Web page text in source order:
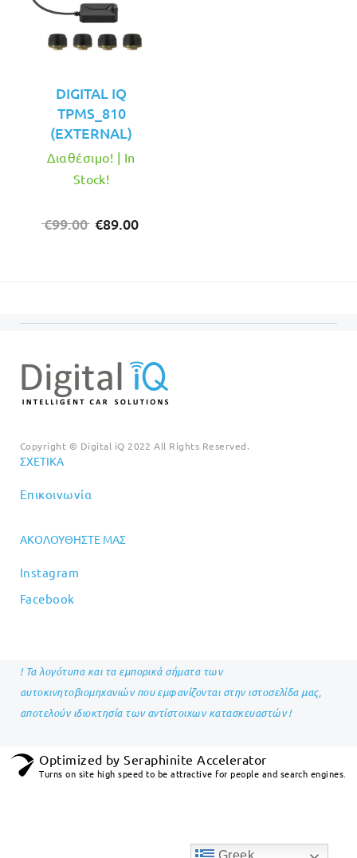
DIGITAL IQ
TPMS_810
(EXTERNAL)
€99.00 Original
€89.00
Διαθέσιμο! | In
Stock!
Copyright © Digital iQ 2022 All Rights Reserved.
ΣΧΕΤΙΚΆ
Επικοινωνία
ΑΚΟΛΟΥΘΉΣΤΕ ΜΑΣ
Instagram
Facebook
! Τα λογότυπα και τα εμπορικά σήματα των
αυτοκινητοβιομηχανιών που εμφανίζονται στην ιστοσελίδα μας,
αποτελούν ιδιοκτησία των αντίστοιχων κατασκευαστών !
Optimized by Seraphinite Accelerator
Turns on site high speed to be attractive for people and search engines.